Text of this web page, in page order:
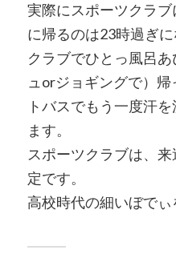
実際にスポーツクラ
に帰るのは23時過ぎ
クラブでひとっ風呂
ュorジョギングで）
トバスでもう一度汗
ます。
スポーツクラブは、
定です。
高校時代の細いぼでぃ